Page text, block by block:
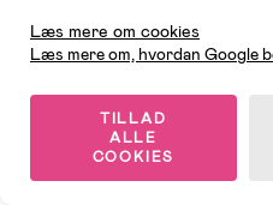
Læs mere om cookies
Læs mere om, hvordan Google
TILLAD
ALLE
COOKIES